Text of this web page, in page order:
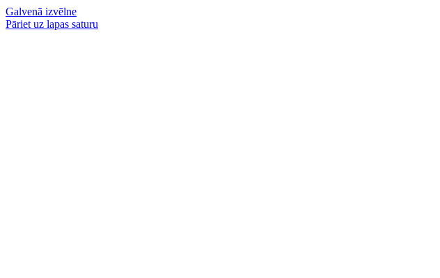
Galvenā izvēlne
Pāriet uz lapas saturu